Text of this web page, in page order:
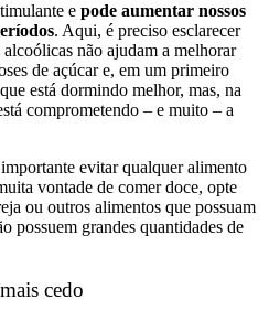
e pode aumentar nossos
. Aqui, é preciso esclarecer
não ajudam a melhorar
de açúcar e, em um primeiro
está dormindo melhor, mas, na
comprometendo – e muito – a
evitar qualquer alimento
vontade de comer doce, opte
ou outros alimentos que possuam
possuem grandes quantidades de
cedo